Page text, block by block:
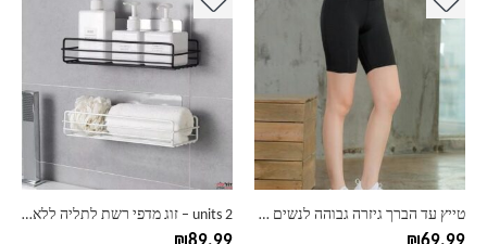
טייץ עד הברך גיזרה גבוהה לנשים – דגם חלק
מספר
סוגים.
לבחור
את
האפשרויות
המוצר
2 units – זוג מדפי רשת לתליה ללא קדיחה
מספר
ניתן
לבחור
את
האפשרויות
בעמוד
המוצר